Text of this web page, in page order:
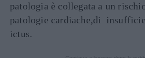
patologia è collegata a un
patologie cardiache,di
ictus.